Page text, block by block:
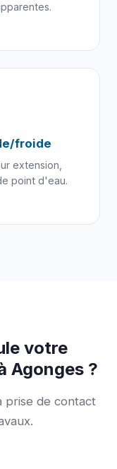
froide
extension,
point d'eau.
votre
Agonges ?
prise de contact